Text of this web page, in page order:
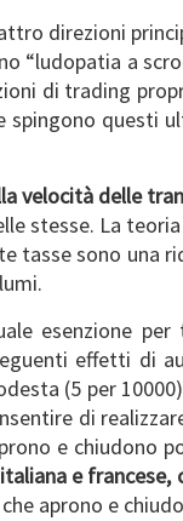
direzioni
“ludopatia a
di trading
spingono questi
velocità delle
stesse. La
sono una
esenzione
effetti di
(5 per
di
e chiudono
e
aprono e